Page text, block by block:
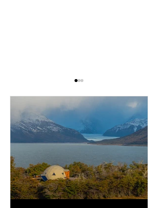
Tres Santos Mezcal
continúa su expansión
dentro y fuera de PR